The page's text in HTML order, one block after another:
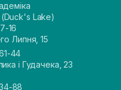
(Duck's Lake)
16
Липня, 15
44
і Гудачека, 23
88